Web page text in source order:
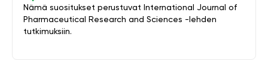
Nämä suositukset perustuvat International Journal of
Pharmaceutical Research and Sciences -lehden
tutkimuksiin.